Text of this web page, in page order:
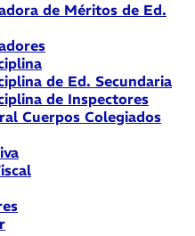
de Méritos de Ed.
de Ed. Secundaria
de Inspectores
Cuerpos Colegiados